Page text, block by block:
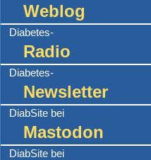
Weblog
Diabetes-
Radio
Diabetes-
Newsletter
DiabSite bei
Mastodon
DiabSite bei